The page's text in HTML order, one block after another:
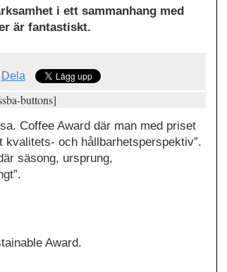
i ett sammanhang med
är fantastiskt.
Dela
buttons]
Coffee Award där man med priset
och hållbarhetsperspektiv”.
säsong, ursprung,
Award.